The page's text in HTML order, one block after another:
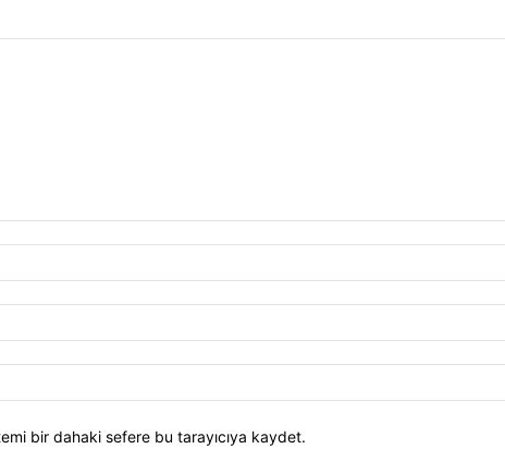
bir dahaki sefere bu tarayıcıya kaydet.